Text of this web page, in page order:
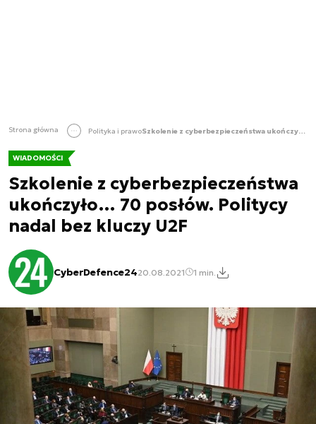
Strona główna Polityka i prawo Szkolenie z cyberbezpieczeństwa ukończyło… 70 posłów. Politycy nadal bez kluczy U2F
WIADOMOŚCI
Szkolenie z cyberbezpieczeństwa
ukończyło… 70 posłów. Politycy
nadal bez kluczy U2F
CyberDefence2420.08.2021 1 min.